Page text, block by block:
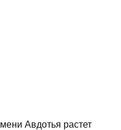
Авдотья растет